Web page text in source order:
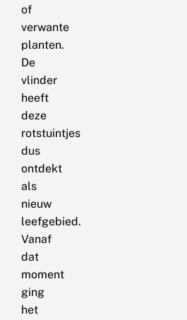
of
verwante
planten.
De
vlinder
heeft
deze
rotstuintjes
dus
ontdekt
als
nieuw
leefgebied.
Vanaf
dat
moment
ging
het